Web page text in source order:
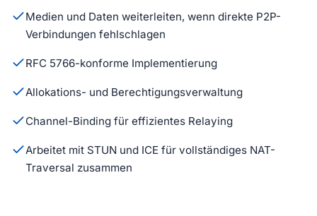
Medien und Daten weiterleiten, wenn direkte P2P-
Verbindungen fehlschlagen
RFC 5766-konforme Implementierung
Allokations- und Berechtigungsverwaltung
Channel-Binding für effizientes Relaying
Arbeitet mit STUN und ICE für vollständiges NAT-
Traversal zusammen